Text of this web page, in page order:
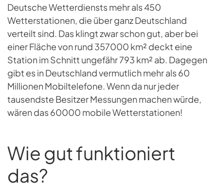
Deutsche Wetterdiensts mehr als 450
Wetterstationen, die über ganz Deutschland
verteilt sind. Das klingt zwar schon gut, aber bei
einer Fläche von rund 357000 km² deckt eine
Station im Schnitt ungefähr 793 km² ab. Dagegen
gibt es in Deutschland vermutlich mehr als 60
Millionen Mobiltelefone. Wenn da nur jeder
tausendste Besitzer Messungen machen würde,
wären das 60000 mobile Wetterstationen!
Wie gut funktioniert
das?